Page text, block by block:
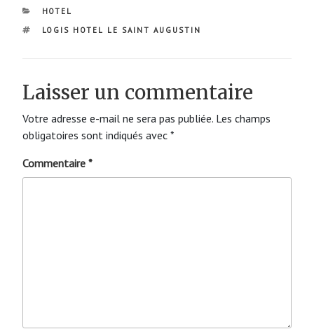
CATÉGORIES
HOTEL
ÉTIQUETTES
LOGIS HOTEL LE SAINT AUGUSTIN
Laisser un commentaire
Votre adresse e-mail ne sera pas publiée. Les champs
obligatoires sont indiqués avec *
Commentaire *